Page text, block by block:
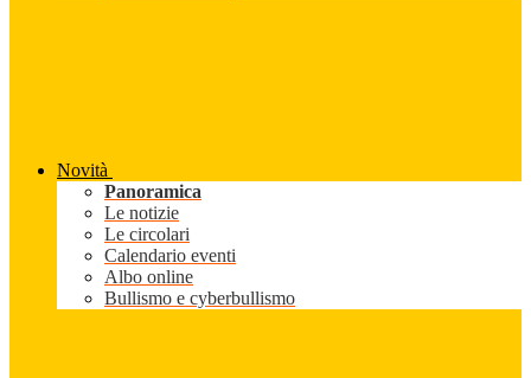
Novità
Panoramica
Le notizie
Le circolari
Calendario eventi
Albo online
Bullismo e cyberbullismo